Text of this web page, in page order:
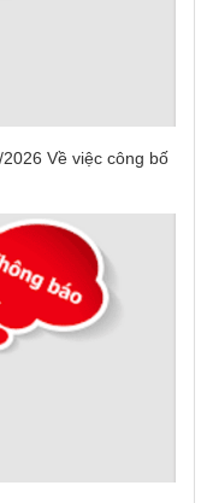
Về việc công bố